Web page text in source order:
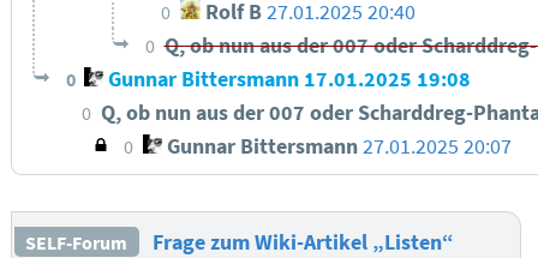
0 Rolf B27.01.2025 20:40
0 Q, ob nun aus der 007 oder
0 Gunnar Bittersmann 17.01.2025 19:08
0 Q, ob nun aus der 007 oder Scharddreg-
0 Gunnar Bittersmann27.01.2025 20:07
SELF-Forum
Frage zum Wiki-Artikel „Listen“